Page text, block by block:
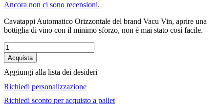
Ancora non ci sono recensioni.
Cavatappi Automatico Orizzontale del brand Vacu Vin, aprire una
bottiglia di vino con il minimo sforzo, non è mai stato così facile.
Acquista
Aggiungi alla lista dei desideri
Richiedi personalizzazione
Richiedi sconto per acquisto a pallet